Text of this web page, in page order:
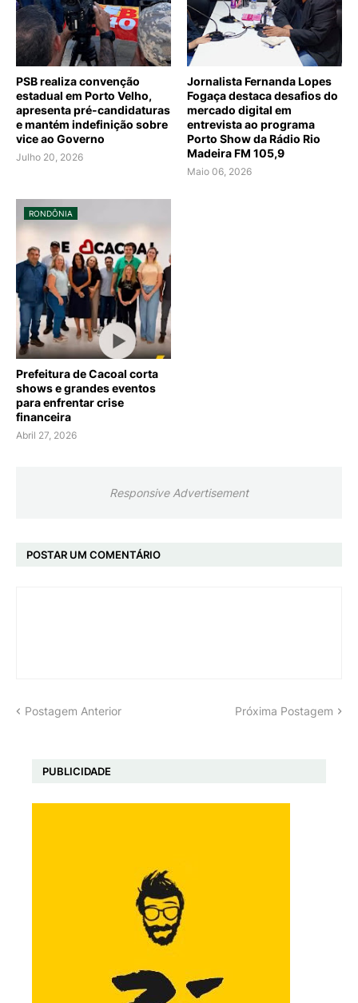
PSB realiza convenção
estadual em Porto Velho,
apresenta pré-candidaturas
e mantém indefinição sobre
vice ao Governo
Julho 20, 2026
Jornalista Fernanda Lopes
Fogaça destaca desafios do
mercado digital em
entrevista ao programa
Porto Show da Rádio Rio
Madeira FM 105,9
Maio 06, 2026
RONDÔNIA
Prefeitura de Cacoal corta
shows e grandes eventos
para enfrentar crise
financeira
Abril 27, 2026
Responsive Advertisement
POSTAR UM COMENTÁRIO
Postagem Anterior Próxima Postagem
PUBLICIDADE